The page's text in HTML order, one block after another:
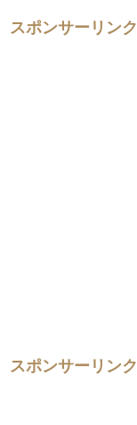
スポンサーリンク
スポンサーリンク